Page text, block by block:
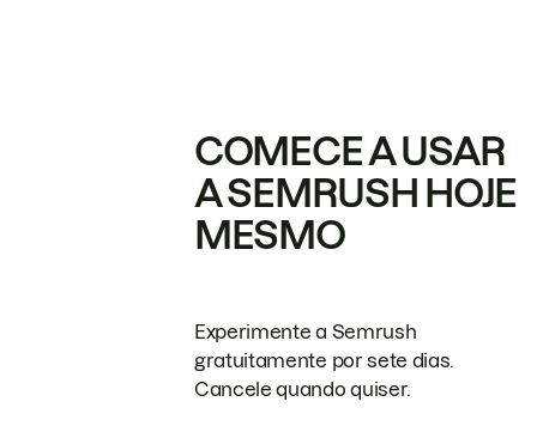
COMECE A USAR
A SEMRUSH HOJE
MESMO
Experimente a Semrush
gratuitamente por sete dias.
Cancele quando quiser.